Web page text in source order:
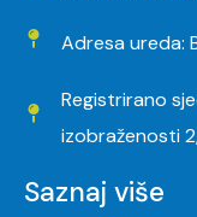
Adresa ureda:
Registrirano
izobraženosti
Saznaj više